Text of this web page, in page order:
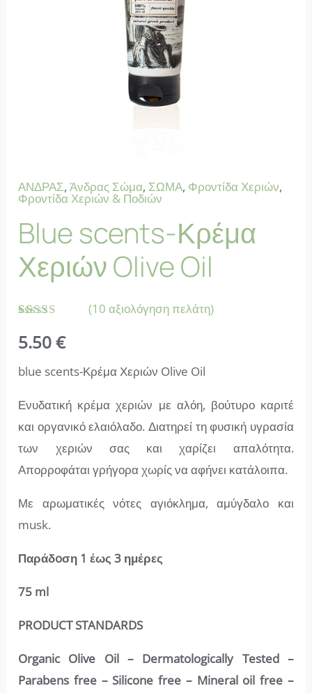
ΑΝΔΡΑΣ,Άνδρας Σώμα, ΣΩΜΑ, Φροντίδα Χεριών,
Φροντίδα Χεριών & Ποδιών
Blue scents-Κρέμα
Χεριών Olive Oil
με4.90
από 5 με
βαθμολογία
(10 αξιολόγηση πελάτη)
5.50€
blue scents-Κρέμα Χεριών Olive Oil
Ενυδατική κρέμα χεριών με αλόη, βούτυρο καριτέ
και οργανικό ελαιόλαδο. Διατηρεί τη φυσική υγρασία
των χεριών σας και χαρίζει απαλότητα.
Απορροφάται γρήγορα χωρίς να αφήνει κατάλοιπα.
Με αρωματικές νότες αγιόκλημα, αμύγδαλο και
musk.
Παράδoση 1 έως 3 ημέρες
75 ml
PRODUCT STANDARDS
Organic Olive Oil – Dermatologically Tested –
Parabens free – Silicone free – Mineral oil free –